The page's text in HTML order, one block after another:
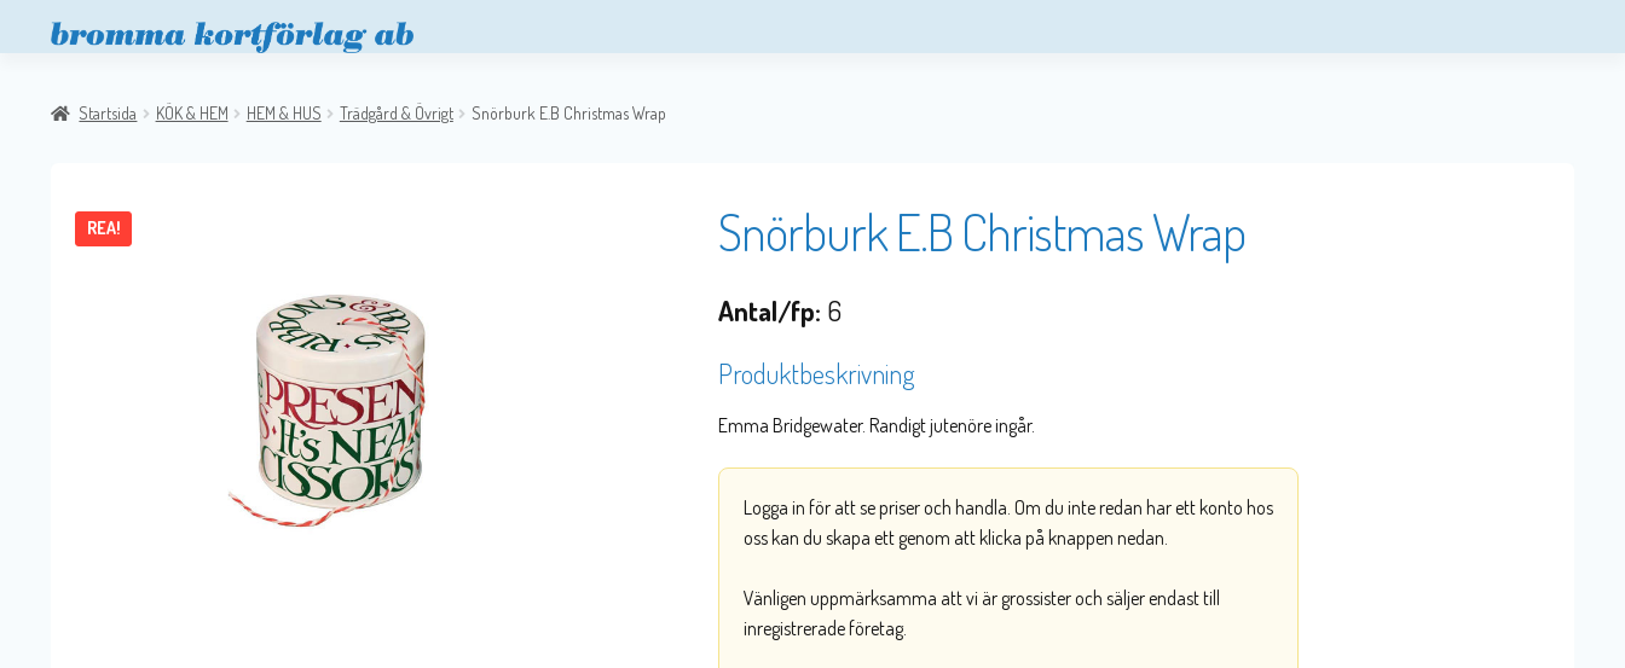
Startsida KÖK & HEM HEM & HUS Trädgård & Övrigt Snörburk E.B Christmas Wrap
REA! Snörburk E.B Christmas Wrap
Antal/fp: 6
Produktbeskrivning
Emma Bridgewater. Randigt jutenöre ingår.
Logga in för att se priser och handla. Om du inte redan har ett konto hos
oss kan du skapa ett genom att klicka på knappen nedan.
Vänligen uppmärksamma att vi är grossister och säljer endast till
inregistrerade företag.